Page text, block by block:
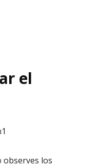
el
observes los